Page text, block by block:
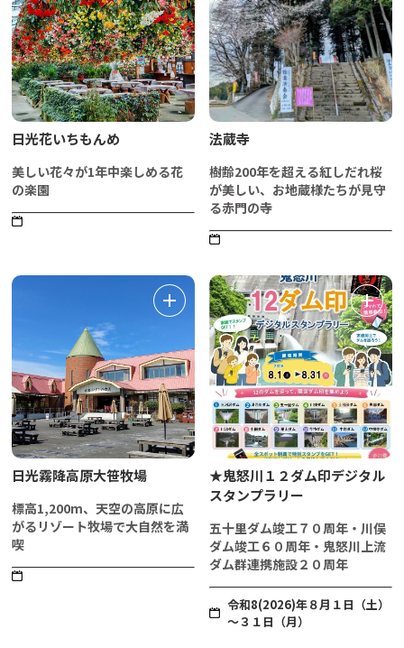
日光花いちもんめ
美しい花々が1年中楽しめる花
の楽園
法蔵寺
樹齢200年を超える紅しだれ桜
が美しい、お地蔵様たちが見守
る赤門の寺
日光霧降高原大笹牧場
標高1,200m、天空の高原に広
がるリゾート牧場で大自然を満
喫
★鬼怒川１２ダム印デジタル
スタンプラリー
五十里ダム竣工７０周年・川俣
ダム竣工６０周年・鬼怒川上流
ダム群連携施設２０周年
令和8(2026)年８月１日（土）
～３１日（月）